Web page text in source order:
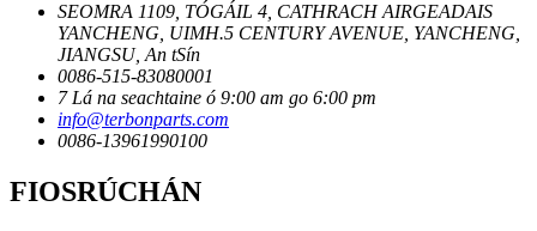
SEOMRA 1109, TÓGÁIL 4, CATHRACH AIRGEADAIS
YANCHENG, UIMH.5 CENTURY AVENUE, YANCHENG,
JIANGSU, An tSín
0086-515-83080001
7 Lá na seachtaine ó 9:00 am go 6:00 pm
info@terbonparts.com
0086-13961990100
FIOSRÚCHÁN